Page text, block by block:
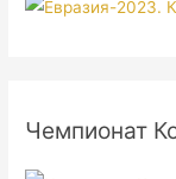
Чемпионат